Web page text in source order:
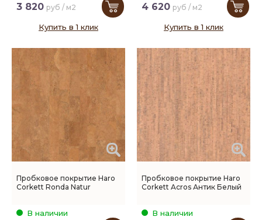
3 820 руб / м2
Купить в 1 клик
4 620 руб / м2
Купить в 1 клик
Пробковое покрытие Haro
Corkett Ronda Natur
В наличии
Пробковое покрытие Haro
Corkett Acros Антик Белый
В наличии